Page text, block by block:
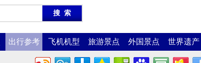
出行参考 飞机机型 旅游景点 外国景点 世界遗产